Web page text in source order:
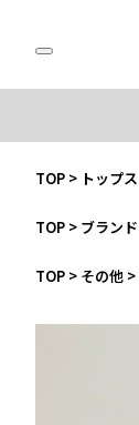
TOP > トップス
TOP > ブランド
TOP > その他 >